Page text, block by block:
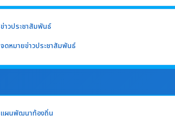
ข่าวประชาสัมพันธ์
จดหมายข่าวประชาสัมพันธ์
แผนพัฒนาท้องถิ่น